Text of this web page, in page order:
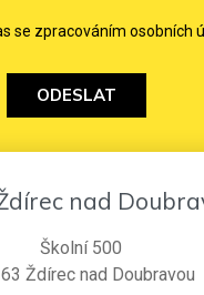
se zpracováním osobních
ODESLAT
nad
Školní 500
Ždírec nad Doubravou